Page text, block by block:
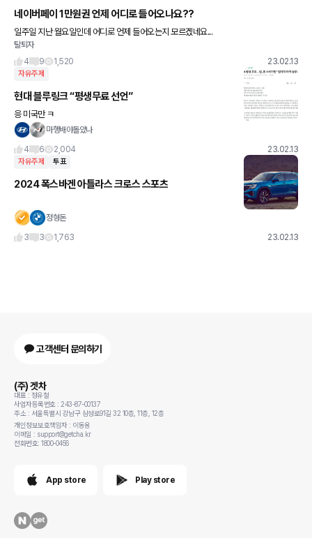
네이버페이 1만원권 언제 어디로 들어오나요??
일주일 지난 월요일인데 어디로 언제 들어오는지 모르겠네요...
탈퇴자
4
9 1,520 23.02.13
자유주제
현대 블루링크 “평생무료 선언”
응 미국만 ㅋ
마행배야돌았나
4
6 2,004 23.02.13
자유주제 투표
2024 폭스바겐 아틀라스 크로스 스포츠
정형돈
3
3 1,763 23.02.13
고객센터 문의하기
(주) 겟차
대표 : 정유철
사업자등록번호 : 243-87-00137
주소 : 서울특별시 강남구 삼성로91길 32 10층, 11층, 12층
개인정보보호책임자 : 이동용
이메일 : support@getcha.kr
전화번호: 1800-0456
App store Play store